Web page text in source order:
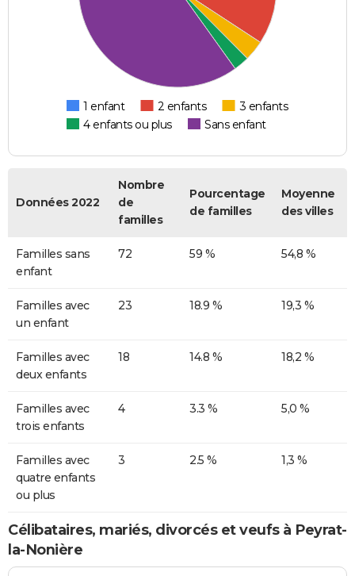
1 enfant 2 enfants
3 enfants
4 enfants ou plus
Sans enfant
Données 2022
Nombre
de
familles
Pourcentage
de familles
Moyenne
des villes
Familles sans
enfant
72 59 % 54,8 %
Familles avec
un enfant
23 18.9 % 19,3 %
Familles avec
deux enfants
18 14.8 % 18,2 %
Familles avec
trois enfants
4 3.3 % 5,0 %
Familles avec
quatre enfants
ou plus
3 2.5 % 1,3 %
Célibataires, mariés, divorcés et veufs à Peyrat-
la-Nonière